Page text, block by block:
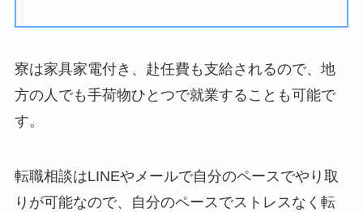
寮は家具家電付き、赴任費も支給されるので、地
方の人でも手荷物ひとつで就業することも可能で
す。
転職相談はLINEやメールで自分のペースでやり取
りが可能なので、自分のペースでストレスなく転